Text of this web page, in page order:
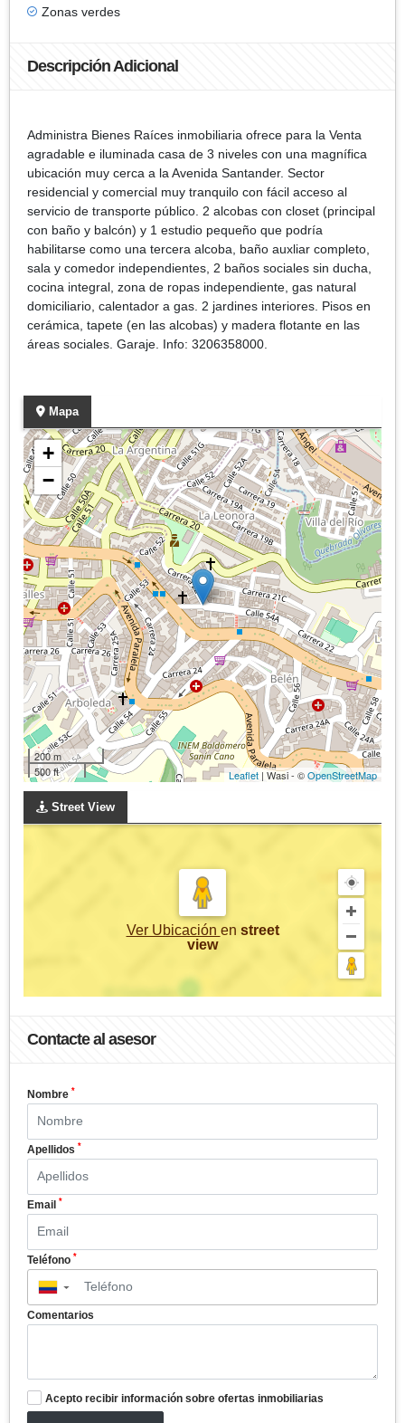
Zonas verdes
Descripción Adicional
Administra Bienes Raíces inmobiliaria ofrece para la Venta
agradable e iluminada casa de 3 niveles con una magnífica
ubicación muy cerca a la Avenida Santander. Sector
residencial y comercial muy tranquilo con fácil acceso al
servicio de transporte público. 2 alcobas con closet (principal
con baño y balcón) y 1 estudio pequeño que podría
habilitarse como una tercera alcoba, baño auxliar completo,
sala y comedor independientes, 2 baños sociales sin ducha,
cocina integral, zona de ropas independiente, gas natural
domiciliario, calentador a gas. 2 jardines interiores. Pisos en
cerámica, tapete (en las alcobas) y madera flotante en las
áreas sociales. Garaje. Info: 3206358000.
Mapa
+
−
200 m
500 ft
Leaflet | Wasi - ©OpenStreetMap
Street View
Ver Ubicación en street
view
Contacte al asesor
Nombre *
Apellidos *
Email *
Teléfono *
▼
Comentarios
Acepto recibir información sobre ofertas inmobiliarias